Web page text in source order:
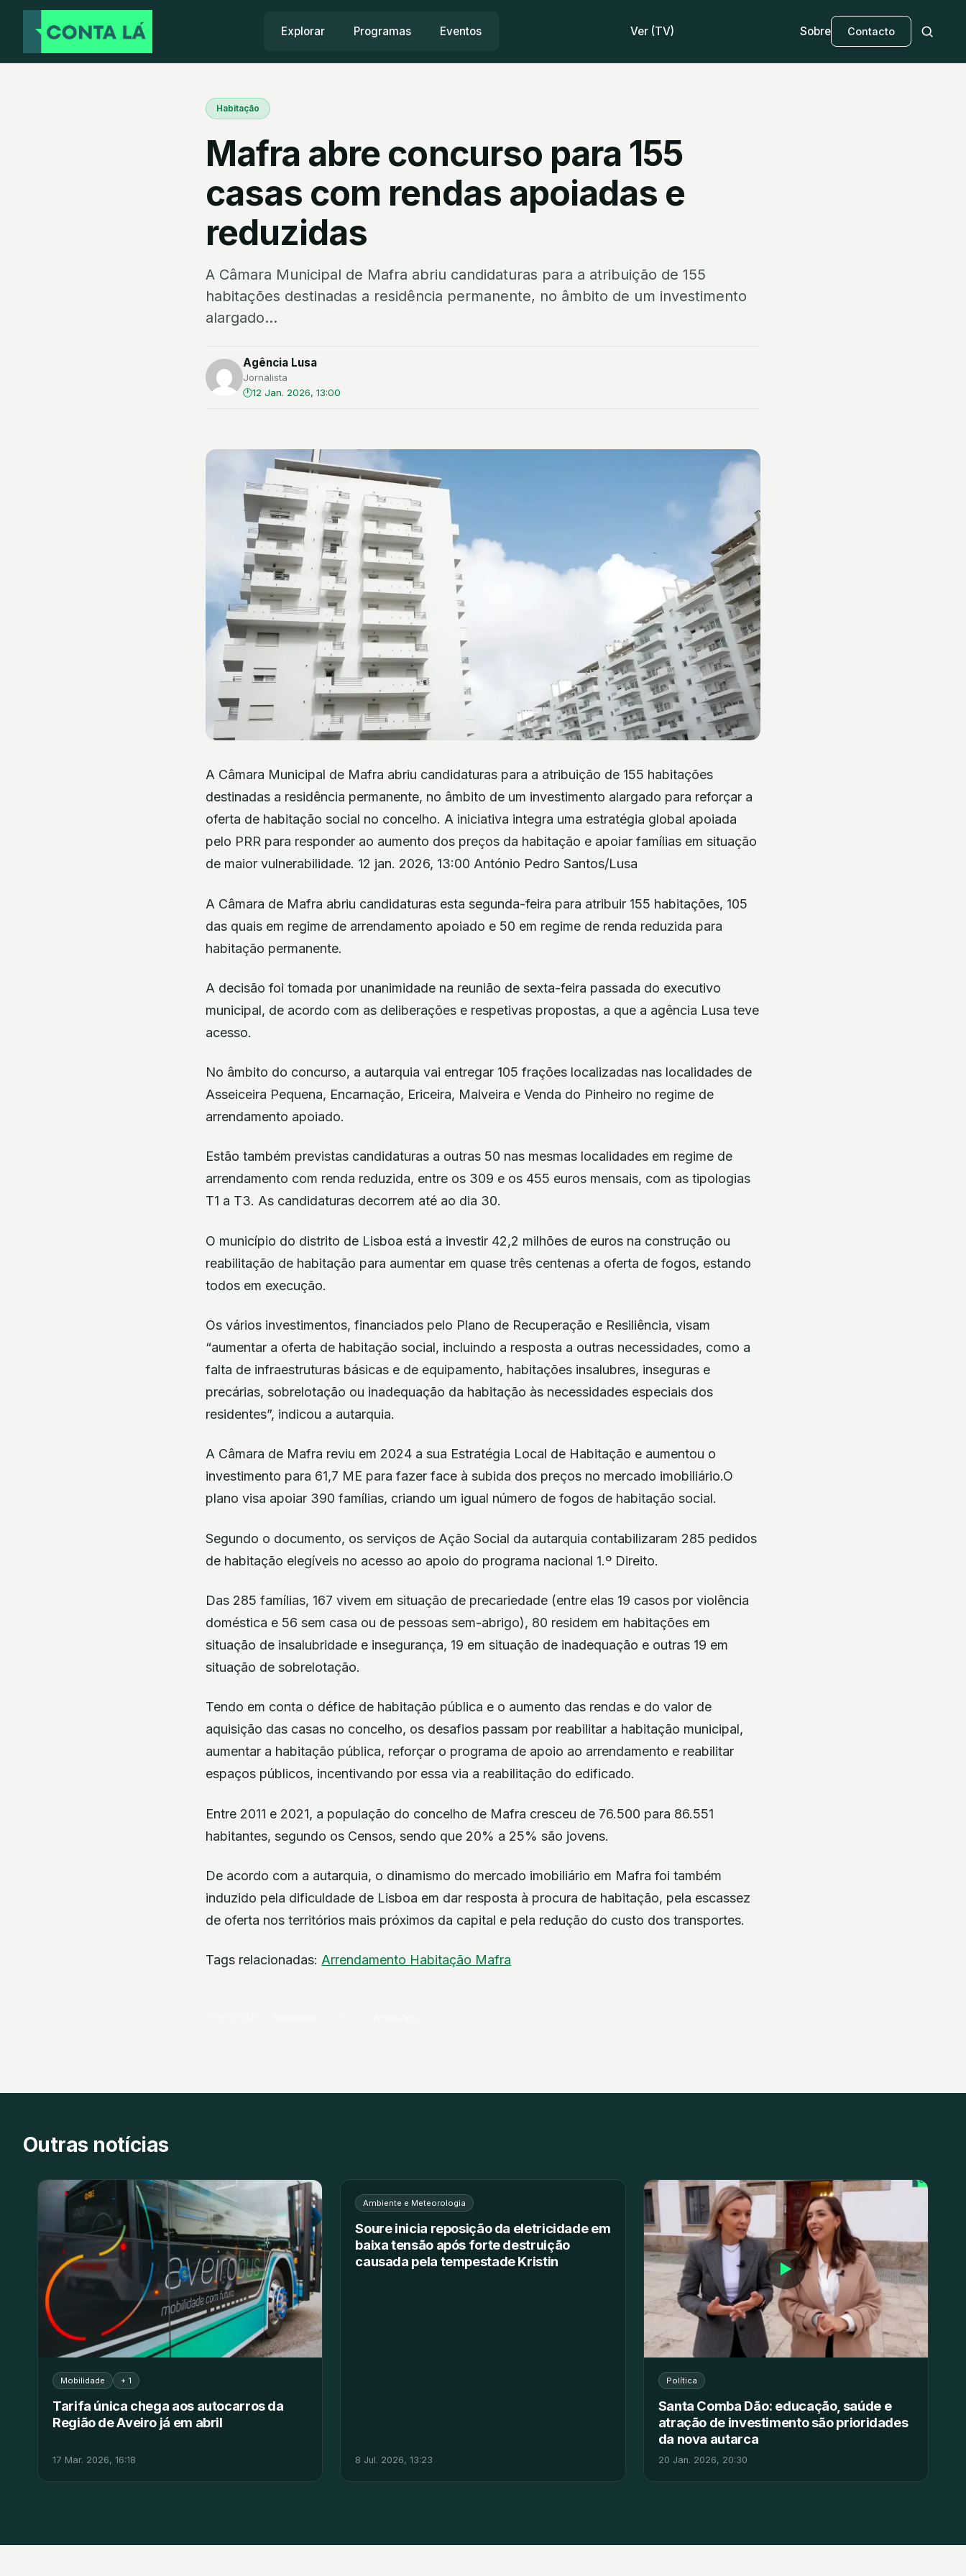
Explorar Programas Eventos Ver (TV) Sobre Contacto
Habitação
Mafra abre concurso para 155
casas com rendas apoiadas e
reduzidas
A Câmara Municipal de Mafra abriu candidaturas para a atribuição de 155
habitações destinadas a residência permanente, no âmbito de um investimento
alargado...
Agência Lusa
Jornalista
12 Jan. 2026, 13:00
A Câmara Municipal de Mafra abriu candidaturas para a atribuição de 155 habitações
destinadas a residência permanente, no âmbito de um investimento alargado para reforçar a
oferta de habitação social no concelho. A iniciativa integra uma estratégia global apoiada
pelo PRR para responder ao aumento dos preços da habitação e apoiar famílias em situação
de maior vulnerabilidade. 12 jan. 2026, 13:00 António Pedro Santos/Lusa
A Câmara de Mafra abriu candidaturas esta segunda-feira para atribuir 155 habitações, 105
das quais em regime de arrendamento apoiado e 50 em regime de renda reduzida para
habitação permanente.
A decisão foi tomada por unanimidade na reunião de sexta-feira passada do executivo
municipal, de acordo com as deliberações e respetivas propostas, a que a agência Lusa teve
acesso.
No âmbito do concurso, a autarquia vai entregar 105 frações localizadas nas localidades de
Asseiceira Pequena, Encarnação, Ericeira, Malveira e Venda do Pinheiro no regime de
arrendamento apoiado.
Estão também previstas candidaturas a outras 50 nas mesmas localidades em regime de
arrendamento com renda reduzida, entre os 309 e os 455 euros mensais, com as tipologias
T1 a T3. As candidaturas decorrem até ao dia 30.
O município do distrito de Lisboa está a investir 42,2 milhões de euros na construção ou
reabilitação de habitação para aumentar em quase três centenas a oferta de fogos, estando
todos em execução.
Os vários investimentos, financiados pelo Plano de Recuperação e Resiliência, visam
“aumentar a oferta de habitação social, incluindo a resposta a outras necessidades, como a
falta de infraestruturas básicas e de equipamento, habitações insalubres, inseguras e
precárias, sobrelotação ou inadequação da habitação às necessidades especiais dos
residentes”, indicou a autarquia.
A Câmara de Mafra reviu em 2024 a sua Estratégia Local de Habitação e aumentou o
investimento para 61,7 ME para fazer face à subida dos preços no mercado imobiliário.O
plano visa apoiar 390 famílias, criando um igual número de fogos de habitação social.
Segundo o documento, os serviços de Ação Social da autarquia contabilizaram 285 pedidos
de habitação elegíveis no acesso ao apoio do programa nacional 1.º Direito.
Das 285 famílias, 167 vivem em situação de precariedade (entre elas 19 casos por violência
doméstica e 56 sem casa ou de pessoas sem-abrigo), 80 residem em habitações em
situação de insalubridade e insegurança, 19 em situação de inadequação e outras 19 em
situação de sobrelotação.
Tendo em conta o défice de habitação pública e o aumento das rendas e do valor de
aquisição das casas no concelho, os desafios passam por reabilitar a habitação municipal,
aumentar a habitação pública, reforçar o programa de apoio ao arrendamento e reabilitar
espaços públicos, incentivando por essa via a reabilitação do edificado.
Entre 2011 e 2021, a população do concelho de Mafra cresceu de 76.500 para 86.551
habitantes, segundo os Censos, sendo que 20% a 25% são jovens.
De acordo com a autarquia, o dinamismo do mercado imobiliário em Mafra foi também
induzido pela dificuldade de Lisboa em dar resposta à procura de habitação, pela escassez
de oferta nos territórios mais próximos da capital e pela redução do custo dos transportes.
Tags relacionadas: Arrendamento Habitação Mafra
Outras notícias
Mobilidade + 1
Tarifa única chega aos autocarros da
Região de Aveiro já em abril
17 Mar. 2026, 16:18
Ambiente e Meteorologia
Soure inicia reposição da eletricidade em
baixa tensão após forte destruição
causada pela tempestade Kristin
8 Jul. 2026, 13:23
▶
Política
Santa Comba Dão: educação, saúde e
atração de investimento são prioridades
da nova autarca
20 Jan. 2026, 20:30